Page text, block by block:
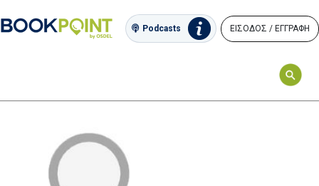
Podcasts ΕΙΣΟΔΟΣ / ΕΓΓΡΑΦΗ